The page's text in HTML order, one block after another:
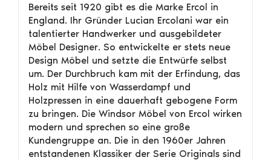
Bereits seit 1920 gibt es die Marke Ercol in
England. Ihr Gründer Lucian Ercolani war ein
talentierter Handwerker und ausgebildeter
Möbel Designer. So entwickelte er stets neue
Design Möbel und setzte die Entwürfe selbst
um. Der Durchbruch kam mit der Erfindung, das
Holz mit Hilfe von Wasserdampf und
Holzpressen in eine dauerhaft gebogene Form
zu bringen. Die Windsor Möbel von Ercol wirken
modern und sprechen so eine große
Kundengruppe an. Die in den 1960er Jahren
entstandenen Klassiker der Serie Originals sind